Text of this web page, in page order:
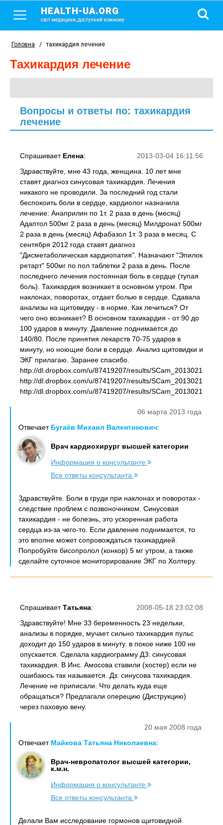
HEALTH-UA.ORG
світ медицини, доступний кожному
Головна / тахикардия лечение
тахикардия лечение
Вопросы и ответы по: тахикардия
лечение
2013-03-04 16:11:56
Спрашивает Елена:
Здравствуйте, мне 43 года, женщина. 10 лет мне
ставят диагноз синусовая тахикардия. Лечения
никакого не проводили. За последний год стали
беспокоить боли в сердце, кардиолог назначила
лечение: Анаприлин по 1т. 2 раза в день (месяц)
Адаптол 500мг 2 раза в день (месяц) Милдронат 500мг
2 раза в день (месяц) Афабазол 1т. 3 раза в месяц. С
сентября 2012 года ставят диагноз
"Дисметаболическая кардиопатия". Назначают "Эпилок
ретарт" 500мг по пол таблетки 2 раза в день. После
последнего лечения постоянная боль в сердце (тупая
боль). Тахикардия возникает в основном утром. При
наклонах, поворотах, отдает болью в сердце. Сдавала
анализы на щитовидку - в норме. Как лечиться? От
чего оно возникает? В основном тахикардия - от 90 до
100 ударов в минуту. Давление поднимается до
140/80. После принятия лекарств 70-75 ударов в
минуту, но ноющие боли в сердце. Анализ щитовидки и
ЭКГ прилагаю. Заранее спасибо.
http://dl.dropbox.com/u/87419207/results/
http://dl.dropbox.com/u/87419207/results/
http://dl.dropbox.com/u/87419207/results/
06 марта 2013 года
Отвечает Бугаёв Михаил Валентинович:
Врач кардиохирург высшей категории
Информация о консультанте
Все ответы консультанта
Здравствуйте. Боли в груди при наклонах и поворотах -
следствие проблем с позвоночником. Синусовая
тахикардия - не болезнь, это ускоренная работа
сердца из-за чего-то. Если давление поднимается, то
это вполне может сопровождаться тахикардией.
Попробуйте бисопролол (конкор) 5 мг утром, а также
сделайте суточное мониторирование ЭКГ по Холтеру.
2008-05-18 23:02:08
СпрашиваетТатьяна:
Здравствуйте! Мне 33 беременность 23 недельки,
анализы в порядке, мучает сильно тахикардия пульс
доходит до 150 ударов в минуту. в покое ниже 100 не
опускается. Сделала кардиограмму ДЗ: синусовая
тахикардия. В Инс. Амосова ставили (хостер) если не
ошибаюсь так называется. Дз: синусова тахикардия.
Лечение не приписали. Что делать куда еще
обращаться? Предлагали оперецию (Диструкцию)
через паховую вену.
20 мая 2008 года
Отвечает Майкова Татьяна Николаевна:
Врач-невропатолог высшей категории,
к.м.н.
Информация о консультанте
Все ответы консультанта
Делали Вам исследование гормонов щитовидной